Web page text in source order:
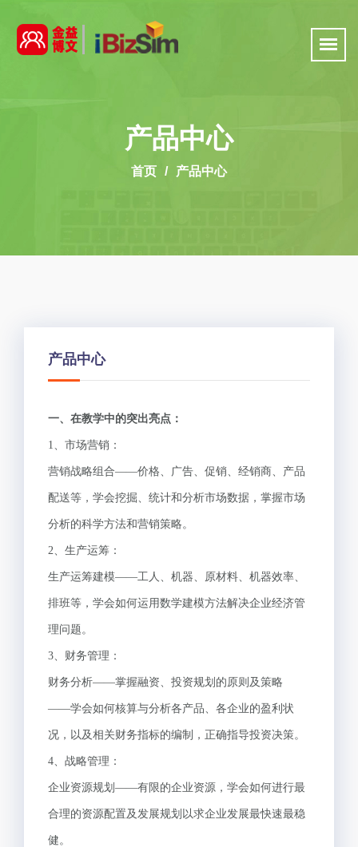
产品中心
首页 产品中心
产品中心
一、在教学中的突出亮点：
1、市场营销：
营销战略组合——价格、广告、促销、经销商、产品
配送等，学会挖掘、统计和分析市场数据，掌握市场
分析的科学方法和营销策略。
2、生产运筹：
生产运筹建模——工人、机器、原材料、机器效率、
排班等，学会如何运用数学建模方法解决企业经济管
理问题。
3、财务管理：
财务分析——掌握融资、投资规划的原则及策略
——学会如何核算与分析各产品、各企业的盈利状
况，以及相关财务指标的编制，正确指导投资决策。
4、战略管理：
企业资源规划——有限的企业资源，学会如何进行最
合理的资源配置及发展规划以求企业发展最快速最稳
健。